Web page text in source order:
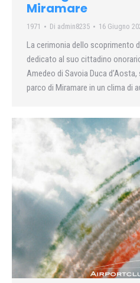
Miramare
1971 Di admin8235 16 Giugno
La cerimonia dello scoprimento
dedicato al suo cittadino
Amedeo di Savoia Duca
parco di Miramare in un clima di